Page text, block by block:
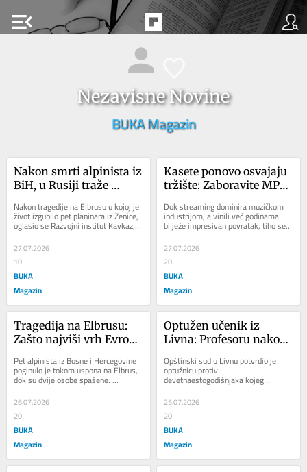
menu_open
Nezavisne Novine
BUKA Magazin
Nakon smrti alpinista iz
BiH, u Rusiji traže
planinarenje
Nakon tragedije na Elbrusu u kojoj je
život izgubilo pet planinara iz Zenice,
oglasio se Razvojni institut Kavkaz,
navodeći da su potrebne strože...
27.07.2026
10
BUKA
Magazin
Kasete ponovo osvajaju
tržište: Zaboravite MP3 i
Dok streaming dominira muzičkom
industrijom, a vinili već godinama
bilježe impresivan povratak, tiho se
vraća još jedan format za koji je malo
ko...
27.07.2026
20
BUKA
Magazin
Tragedija na Elbrusu:
Zašto najviši vrh Evrope
živote planinara?
Pet alpinista iz Bosne i Hercegovine
poginulo je tokom uspona na Elbrus,
dok su dvije osobe spašene.
Stručnjaci upozoravaju da upravo
prividno...
26.07.2026
20
BUKA
Magazin
Optužen učenik iz
Livna: Profesoru nakon
riječima “Stući ću ti
glavu”
Opštinski sud u Livnu potvrdio je
optužnicu protiv
devetnaestogodišnjaka kojeg
Tužilaštvo tereti da je profesoru
uputio ozbiljne prijetnje nakon...
25.07.2026
20
BUKA
Magazin